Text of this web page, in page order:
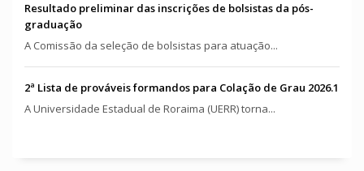
Resultado preliminar das inscrições de bolsistas da pós-
graduação
A Comissão da seleção de bolsistas para atuação...
2ª Lista de prováveis formandos para Colação de Grau 2026.1
A Universidade Estadual de Roraima (UERR) torna...